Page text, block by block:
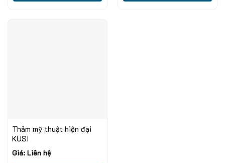
Thảm mỹ thuật hiện đại
KUSI
Giá: Liên hệ